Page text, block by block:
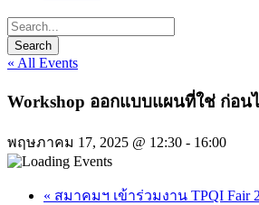
« All Events
Workshop ออกแบบแผนที่ใช่ ก่อ
พฤษภาคม 17, 2025 @ 12:30 - 16:00
« สมาคมฯ เข้าร่วมงาน TPQI Fair